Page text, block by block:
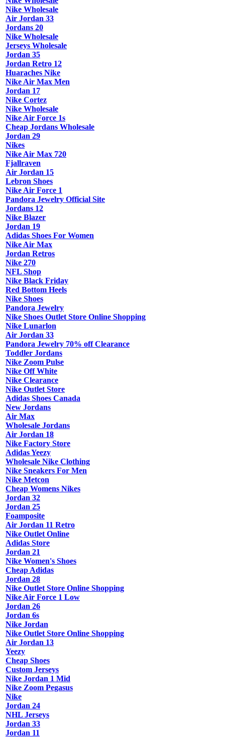
Nike Wholesale
Air Jordan 33
Jordans 20
Nike Wholesale
Jerseys Wholesale
Jordan 35
Jordan Retro 12
Huaraches Nike
Nike Air Max Men
Jordan 17
Nike Cortez
Nike Wholesale
Nike Air Force 1s
Cheap Jordans Wholesale
Jordan 29
Nikes
Nike Air Max 720
Fjallraven
Air Jordan 15
Lebron Shoes
Nike Air Force 1
Pandora Jewelry Official Site
Jordans 12
Nike Blazer
Jordan 19
Adidas Shoes For Women
Nike Air Max
Jordan Retros
Nike 270
NFL Shop
Nike Black Friday
Red Bottom Heels
Nike Shoes
Pandora Jewelry
Nike Shoes Outlet Store Online Shopping
Nike Lunarlon
Air Jordan 33
Pandora Jewelry 70% off Clearance
Toddler Jordans
Nike Zoom Pulse
Nike Off White
Nike Clearance
Nike Outlet Store
Adidas Shoes Canada
New Jordans
Air Max
Wholesale Jordans
Air Jordan 18
Nike Factory Store
Adidas Yeezy
Wholesale Nike Clothing
Nike Sneakers For Men
Nike Metcon
Cheap Womens Nikes
Jordan 32
Jordan 25
Foamposite
Air Jordan 11 Retro
Nike Outlet Online
Adidas Store
Jordan 21
Nike Women's Shoes
Cheap Adidas
Jordan 28
Nike Outlet Store Online Shopping
Nike Air Force 1 Low
Jordan 26
Jordan 6s
Nike Jordan
Nike Outlet Store Online Shopping
Air Jordan 13
Yeezy
Cheap Shoes
Custom Jerseys
Nike Jordan 1 Mid
Nike Zoom Pegasus
Nike
Jordan 24
NHL Jerseys
Jordan 33
Jordan 11